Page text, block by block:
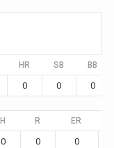
HR SB BB
0 0 0
H R ER
0 0 0